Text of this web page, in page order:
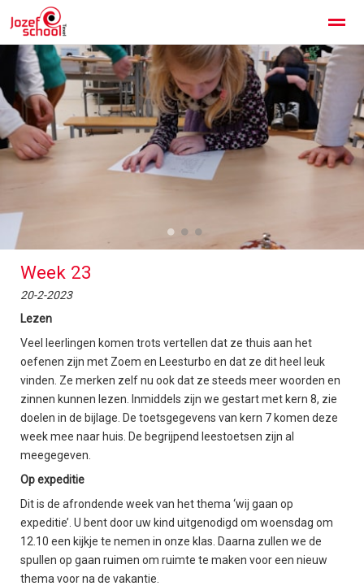
Jozefschool Texel Kennismaken Contact
Home Facebook Instagram Zoeken
● ● ●
Week 23
20-2-2023
Lezen
Veel leerlingen komen trots vertellen dat ze thuis aan het
oefenen zijn met Zoem en Leesturbo en dat ze dit heel leuk
vinden. Ze merken zelf nu ook dat ze steeds meer woorden en
zinnen kunnen lezen. Inmiddels zijn we gestart met kern 8, zie
doelen in de bijlage. De toetsgegevens van kern 7 komen deze
week mee naar huis. De begrijpend leestoetsen zijn al
meegegeven.
Op expeditie
Dit is de afrondende week van het thema ‘wij gaan op
expeditie’. U bent door uw kind uitgenodigd om woensdag om
12.10 een kijkje te nemen in onze klas. Daarna zullen we de
spullen op gaan ruimen om ruimte te maken voor een nieuw
thema voor na de vakantie.